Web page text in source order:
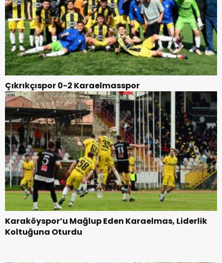
Çıkrıkçıspor 0-2 Karaelmasspor
Karaköyspor’u Mağlup Eden Karaelmas, Liderlik
Koltuğuna Oturdu